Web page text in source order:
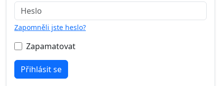
Zapomněli jste heslo?
Zapamatovat
Přihlásit se